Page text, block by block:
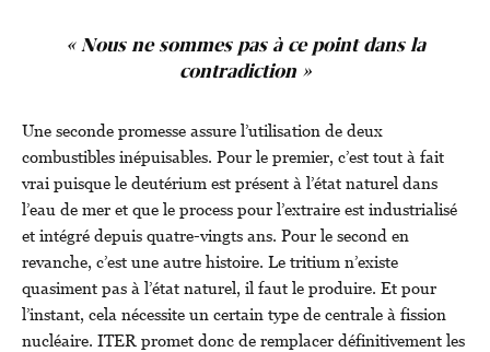
« Nous ne sommes pas à ce point dans la
contradiction »
Une seconde promesse assure l’utilisation de deux
combustibles inépuisables. Pour le premier, c’est tout à fait
vrai puisque le deutérium est présent à l’état naturel dans
l’eau de mer et que le process pour l’extraire est industrialisé
et intégré depuis quatre-vingts ans. Pour le second en
revanche, c’est une autre histoire. Le tritium n’existe
quasiment pas à l’état naturel, il faut le produire. Et pour
l’instant, cela nécessite un certain type de centrale à fission
nucléaire. ITER promet donc de remplacer définitivement les